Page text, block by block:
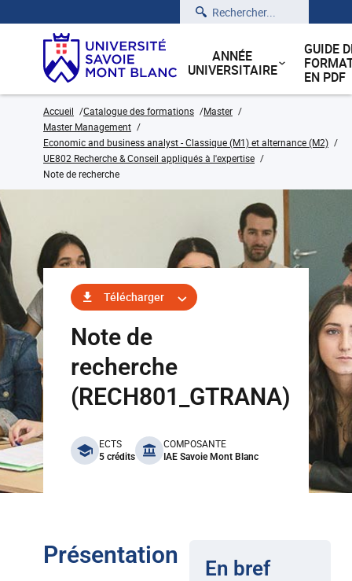
Rechercher
ANNÉE
UNIVERSITAIRE
GUIDE
EN PDF
Accueil Catalogue des formations
Master
Master Management
Economic and business analyst - Classique (M1) et alternance (M2)
UE802 Recherche & Conseil appliqués à l'expertise
Note de recherche
Télécharger
Note de
recherche
(RECH801_GTRANA)
benefits
ECTS
5 crédits
COMPOSANTE
IAE Savoie Mont Blanc
Présentation En bref